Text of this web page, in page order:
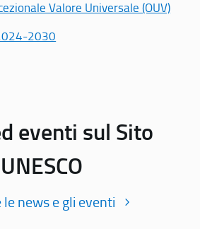
Valore Universale (OUV)
2030
eventi sul Sito
UNESCO
news e gli eventi